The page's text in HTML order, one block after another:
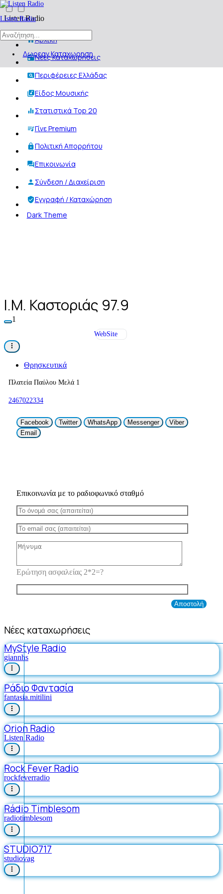
Listen Radio
Δωρεαν Καταχωρηση
Listen Radio
Αρχική
Νέες Καταχωρήσεις
Περιφέρειες Ελλάδας
Είδος Μουσικής
Στατιστικά Top 20
Γίνε Premium
Πολιτική Απορρήτου
Επικοινωνία
Σύνδεση / Διαχείριση
Εγγραφή / Καταχώρηση
Dark Theme
I.M. Καστοριάς 97.9
1
WebSite
Θρησκευτικά
Πλατεία Παύλου Μελά 1
2467022334
Facebook Twitter WhatsApp Messenger
Viber
Email
Επικοινωνία με το ραδιοφωνικό σταθμό
Ερώτηση ασφαλείας 2*2=?
Νέες καταχωρήσεις
MyStyle Radio
giannhs
Ράδιο Φαντασία
fantasia.mitilini
Orion Radio
Listen Radio
Rock Fever Radio
rockfeverradio
Rádio Timblesom
radiotimblesom
STUDIO717
studiovag